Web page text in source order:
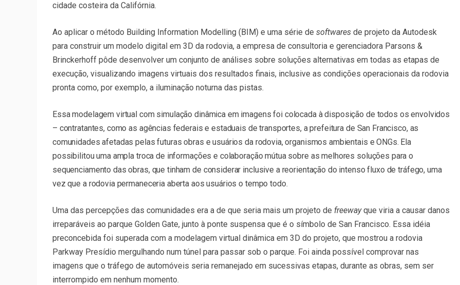
cidade costeira da Califórnia.
Ao aplicar o método Building Information Modelling (BIM) e uma série de softwares de projeto da Autodesk
para construir um modelo digital em 3D da rodovia, a empresa de consultoria e gerenciadora Parsons &
Brinckerhoff pôde desenvolver um conjunto de análises sobre soluções alternativas em todas as etapas de
execução, visualizando imagens virtuais dos resultados finais, inclusive as condições operacionais da rodovia
pronta como, por exemplo, a iluminação noturna das pistas.
Essa modelagem virtual com simulação dinâmica em imagens foi colocada à disposição de todos os envolvidos
– contratantes, como as agências federais e estaduais de transportes, a prefeitura de San Francisco, as
comunidades afetadas pelas futuras obras e usuários da rodovia, organismos ambientais e ONGs. Ela
possibilitou uma ampla troca de informações e colaboração mútua sobre as melhores soluções para o
sequenciamento das obras, que tinham de considerar inclusive a reorientação do intenso fluxo de tráfego, uma
vez que a rodovia permaneceria aberta aos usuários o tempo todo.
Uma das percepções das comunidades era a de que seria mais um projeto de freewayque viria a causar danos
irreparáveis ao parque Golden Gate, junto à ponte suspensa que é o símbolo de San Francisco. Essa idéia
preconcebida foi superada com a modelagem virtual dinâmica em 3D do projeto, que mostrou a rodovia
Parkway Presídio mergulhando num túnel para passar sob o parque. Foi ainda possível comprovar nas
imagens que o tráfego de automóveis seria remanejado em sucessivas etapas, durante as obras, sem ser
interrompido em nenhum momento.